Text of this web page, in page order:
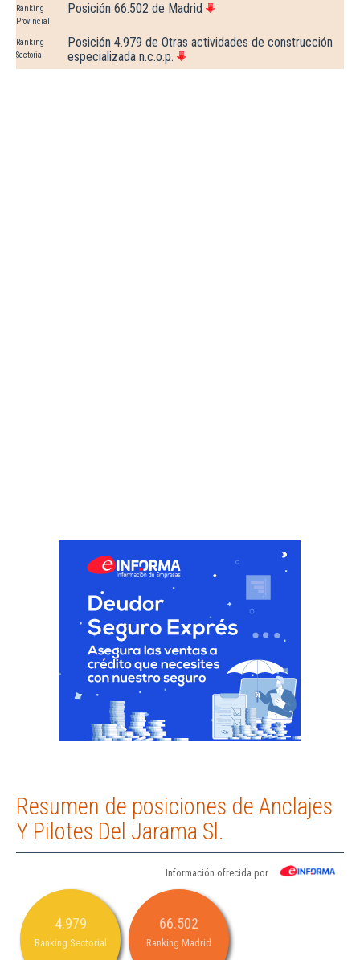
Ranking
Provincial
Posición 66.502 de Madrid
Ranking
Sectorial
Posición 4.979 de Otras actividades de construcción
especializada n.c.o.p.
Resumen de posiciones de Anclajes
Y Pilotes Del Jarama Sl.
Información ofrecida por
4.979
Ranking Sectorial
66.502
Ranking Madrid